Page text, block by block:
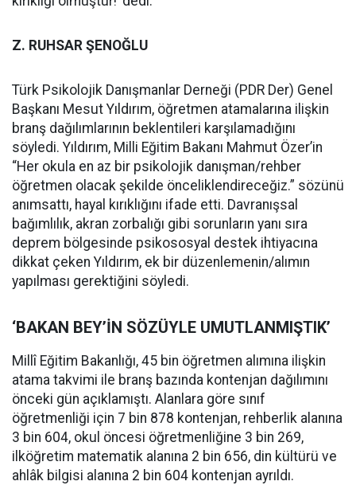
Z. RUHSAR ŞENOĞLU
Türk Psikolojik Danışmanlar Derneği (PDR Der) Genel
Başkanı Mesut Yıldırım, öğretmen atamalarına ilişkin
branş dağılımlarının beklentileri karşılamadığını
söyledi. Yıldırım, Milli Eğitim Bakanı Mahmut Özer’in
“Her okula en az bir psikolojik danışman/rehber
öğretmen olacak şekilde önceliklendireceğiz.” sözünü
anımsattı, hayal kırıklığını ifade etti. Davranışsal
bağımlılık, akran zorbalığı gibi sorunların yanı sıra
deprem bölgesinde psikososyal destek ihtiyacına
dikkat çeken Yıldırım, ek bir düzenlemenin/alımın
yapılması gerektiğini söyledi.
‘BAKAN BEY’İN SÖZÜYLE UMUTLANMIŞTIK’
Millî Eğitim Bakanlığı, 45 bin öğretmen alımına ilişkin
atama takvimi ile branş bazında kontenjan dağılımını
önceki gün açıklamıştı. Alanlara göre sınıf
öğretmenliği için 7 bin 878 kontenjan, rehberlik alanına
3 bin 604, okul öncesi öğretmenliğine 3 bin 269,
ilköğretim matematik alanına 2 bin 656, din kültürü ve
ahlâk bilgisi alanına 2 bin 604 kontenjan ayrıldı.